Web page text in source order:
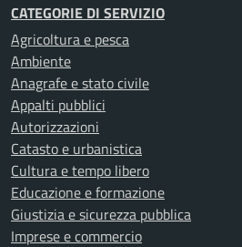
CATEGORIE DI SERVIZIO
Agricoltura e pesca
Ambiente
Anagrafe e stato civile
Appalti pubblici
Autorizzazioni
Catasto e urbanistica
Cultura e tempo libero
Educazione e formazione
Giustizia e sicurezza pubblica
Imprese e commercio